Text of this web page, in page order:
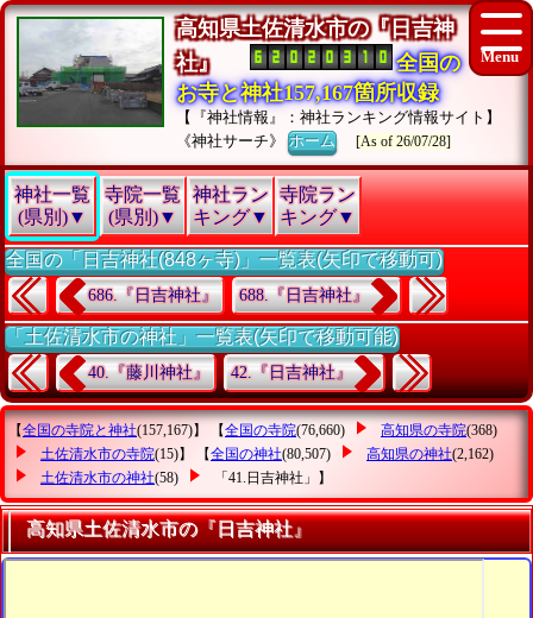
高知県土佐清水市の『日吉神
社』
全国の
お寺と神社157,167箇所収録
【『神社情報』：神社ランキング情報サイト】
《神社サーチ》ホーム [As of 26/07/28]
神社一覧
(県別)▼
寺院一覧
(県別)▼
神社ラン
キング▼
寺院ラン
キング▼
全国の「日吉神社(848ヶ寺)」一覧表(矢印で移動可)
686.『日吉神社』 688.『日吉神社』
「土佐清水市の神社」一覧表(矢印で移動可能)
40.『藤川神社』 42.『日吉神社』
【全国の寺院と神社(157,167)】 【全国の寺院(76,660) 高知県の寺院(368)
土佐清水市の寺院(15)】 【全国の神社(80,507) 高知県の神社(2,162)
土佐清水市の神社(58) 「41.日吉神社」 】
高知県土佐清水市の『日吉神社』